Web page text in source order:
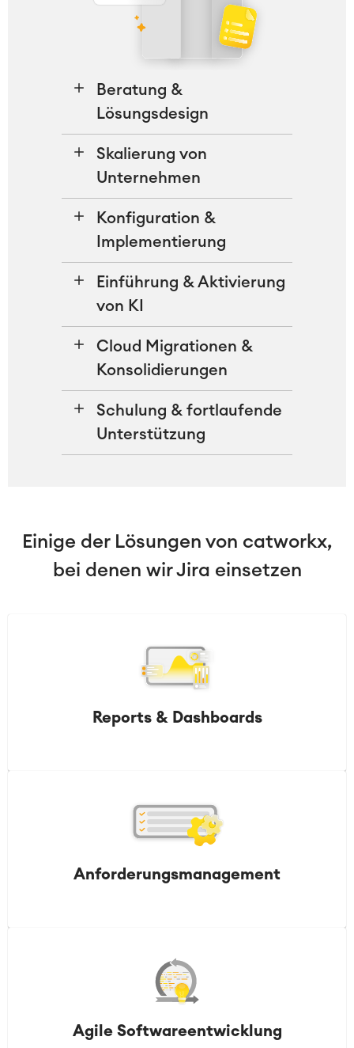
Beratung &
Lösungsdesign
Skalierung von
Unternehmen
Konfiguration &
Implementierung
Einführung & Aktivierung
von KI
Cloud Migrationen &
Konsolidierungen
Schulung & fortlaufende
Unterstützung
Einige der Lösungen von catworkx,
bei denen wir Jira einsetzen
Reports & Dashboards
Anforderungsmanagement
Agile Softwareentwicklung